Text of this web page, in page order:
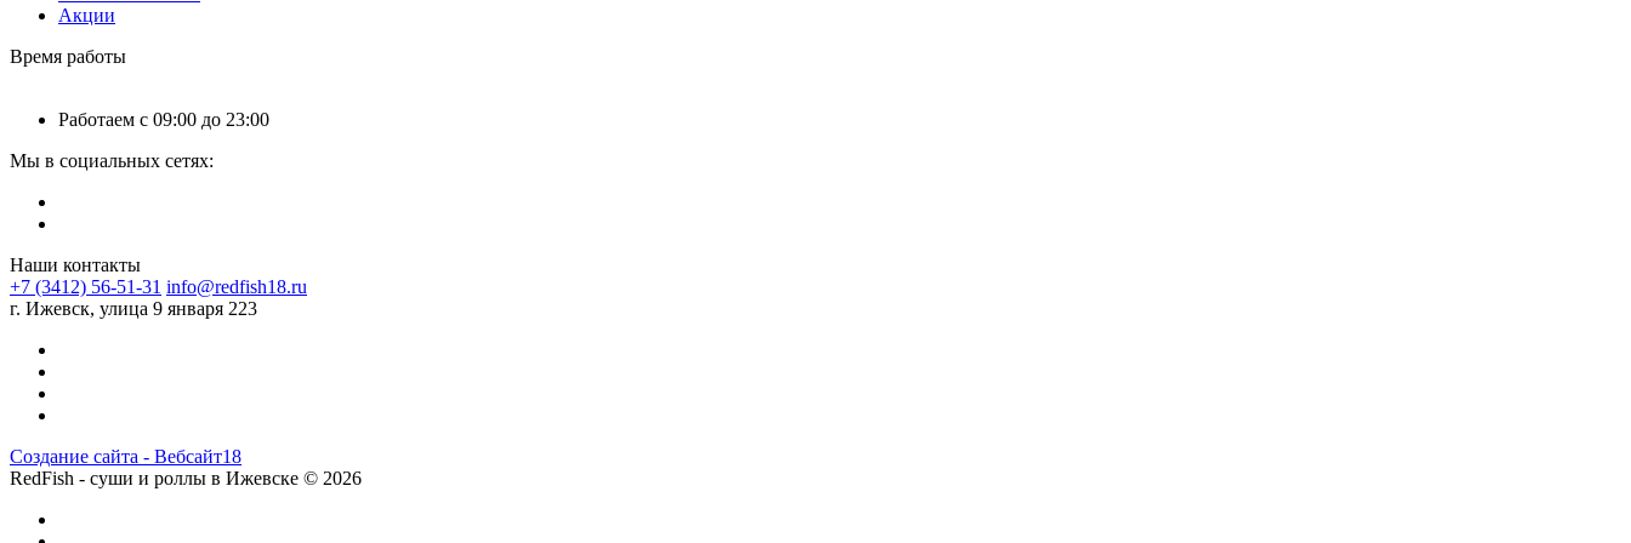
Акции
Время работы
Работаем с 09:00 до 23:00
Мы в социальных сетях:
Наши контакты
+7 (3412) 56-51-31 info@redfish18.ru
г. Ижевск, улица 9 января 223
Создание сайта - Вебсайт18
RedFish - суши и роллы в Ижевске © 2026